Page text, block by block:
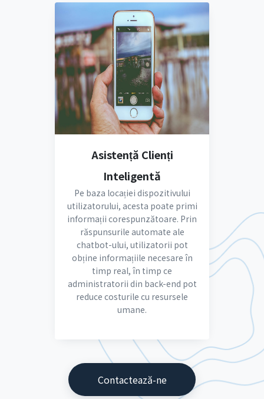
Asistență Clienți
Inteligentă
Pe baza locației dispozitivului
utilizatorului, acesta poate primi
informații corespunzătoare. Prin
răspunsurile automate ale
chatbot-ului, utilizatorii pot
obține informațiile necesare în
timp real, în timp ce
administratorii din back-end pot
reduce costurile cu resursele
umane.
Contactează-ne